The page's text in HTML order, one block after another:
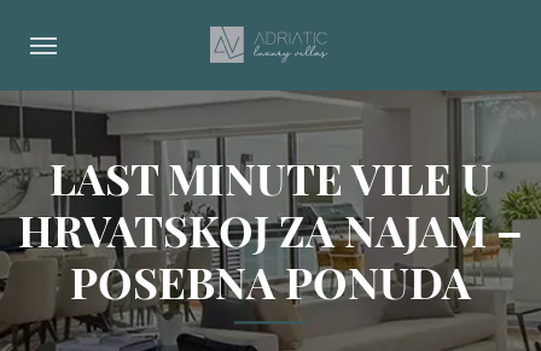
LAST MINUTE VILE U
HRVATSKOJ ZA NAJAM –
POSEBNA PONUDA